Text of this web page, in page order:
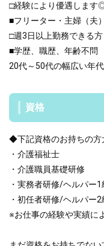
□経験により優遇します
■フリーター・主婦（夫
□週3日以上勤務できる方
■学歴、職歴、年齢不問
20代～50代の幅広い年
資格
◆下記資格のお持ちの方
・介護福祉士
・介護職員基礎研修
・実務者研修/ヘルパー1
・初任者研修/ヘルパー2
※お仕事の経験や実績に